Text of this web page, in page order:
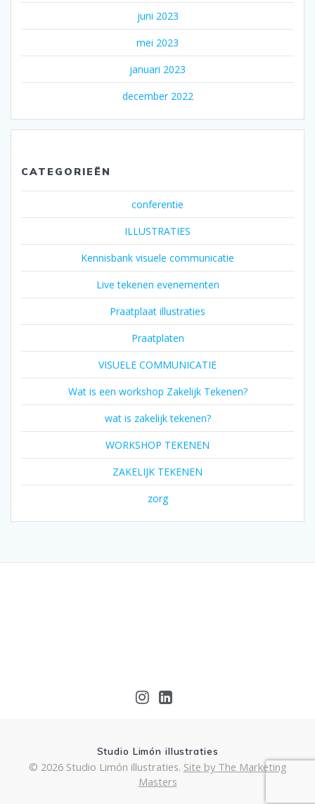
juni 2023
mei 2023
januari 2023
december 2022
CATEGORIEËN
conferentie
ILLUSTRATIES
Kennisbank visuele communicatie
Live tekenen evenementen
Praatplaat illustraties
Praatplaten
VISUELE COMMUNICATIE
Wat is een workshop Zakelijk Tekenen?
wat is zakelijk tekenen?
WORKSHOP TEKENEN
ZAKELIJK TEKENEN
zorg
Studio Limón illustraties
© 2026 Studio Limón illustraties. Site by The Marketing
Masters